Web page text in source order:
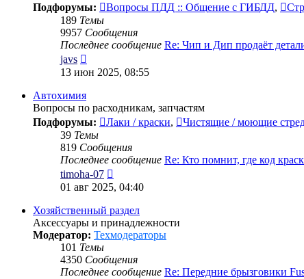
Подфорумы:
Вопросы ПДД :: Общение с ГИБДД,
189 Темы
9957 Сообщения
Последнее сообщение Re: Чип и Дип продаёт
javs
к
13 июн 2025, 08:55
Автохимия
Вопросы по расходникам, запчастям
Подфорумы:
Лаки / краски, Чистящие / моющие
39 Темы
819 Сообщения
Последнее сообщение Re: Кто помнит, где код
timoha-07
сообщению
01 авг 2025, 04:40
Хозяйственный раздел
Аксессуары и принадлежности
Модератор: Техмодераторы
101 Темы
4350 Сообщения
Последнее сообщение Re: Передние брызговики